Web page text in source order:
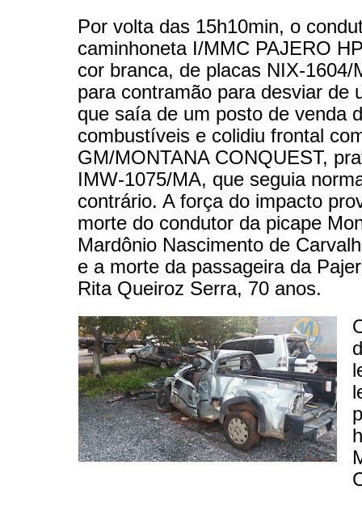
Por volta das 15h10min, o
caminhoneta I/MMC PAJERO
cor branca, de placas NIX-1604/
para contramão para desviar de
que saía de um posto de venda
combustíveis e colidiu frontal
GM/MONTANA CONQUEST,
IMW-1075/MA, que seguia
contrário. A força do impacto
morte do condutor da picape
Mardônio Nascimento de
e a morte da passageira da
Rita Queiroz Serra, 70 anos.